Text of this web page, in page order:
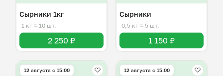
Сырники 1кг
1 кг ≈ 10 шт.
2 250 ₽
Сырники
0,5 кг ≈ 5 шт.
1 150 ₽
12 августа с 15:00 12 августа с 15:00